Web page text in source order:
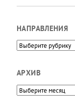
НАПРАВЛЕНИЯ
Направления
АРХИВ
Архив